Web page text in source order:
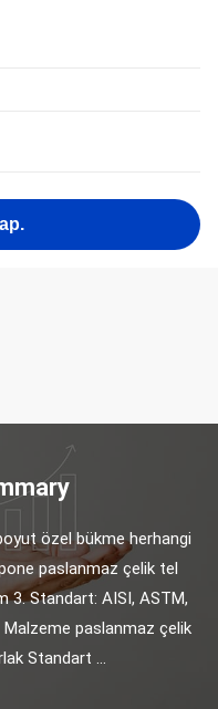
özel bükme herhangi
paslanmaz çelik tel
3. Standart: AISI, ASTM,
Malzeme paslanmaz çelik
Standart ...